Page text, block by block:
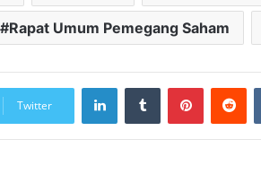
Rapat Umum Pemegang Saham
Twitter
LinkedInTumblr Pinterest